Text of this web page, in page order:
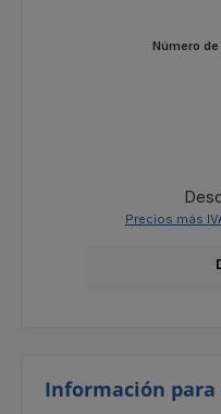
Número
Precios más
Información